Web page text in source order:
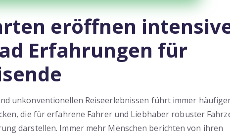
eröffnen
Erfahrungen für
unkonventionellen Reiseerlebnissen führt immer
die für erfahrene Fahrer und Liebhaber robuster
darstellen. Immer mehr Menschen berichten von ihren